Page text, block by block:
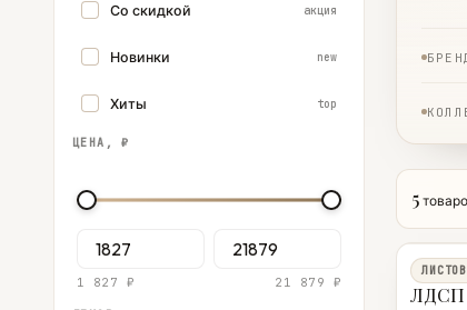
Со скидкой акция
Новинки new
Хиты top
ЦЕНА, ₽
1 827 ₽ 21 879 ₽
5
ЛДСП